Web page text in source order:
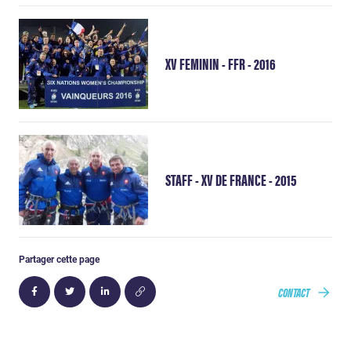
XV FEMININ - FFR - 2016
STAFF - XV DE FRANCE - 2015
Partager cette page
CONTACT